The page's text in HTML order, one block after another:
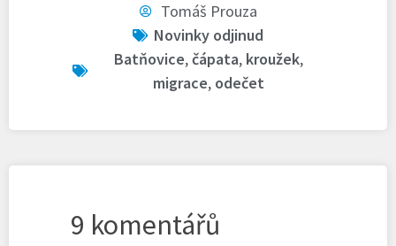
Tomáš Prouza
Novinky odjinud
Batňovice,čápata, kroužek,
migrace, odečet
9 komentářů